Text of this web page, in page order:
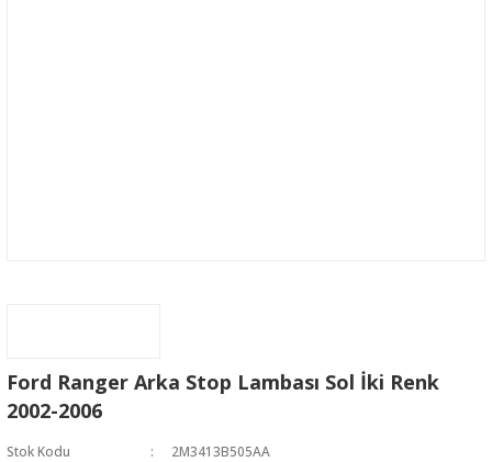
Ford Ranger Arka Stop Lambası Sol İki Renk
2002-2006
Stok Kodu
2M3413B505AA